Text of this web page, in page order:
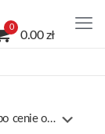
0
0.00 zł